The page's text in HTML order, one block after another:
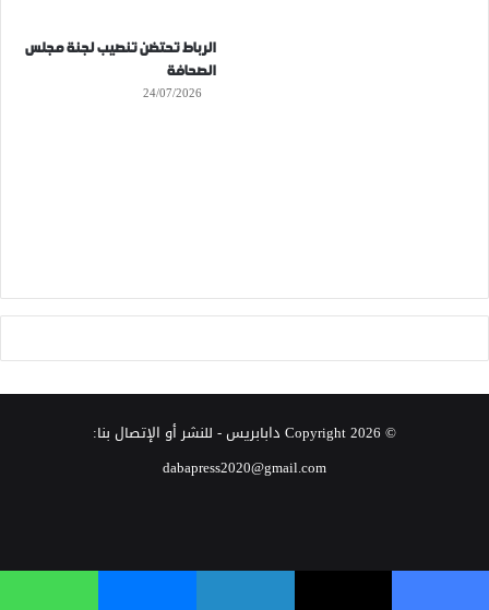
الرباط تحتضن تنصيب لجنة مجلس
الصحافة
24/07/2026
© Copyright 2026 دابابريس- للنشر أو الإتصال بنا:
dabapress2020@gmail.com